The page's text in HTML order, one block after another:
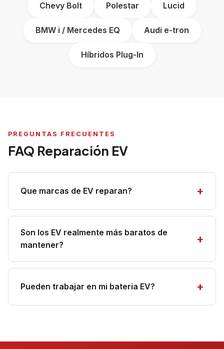
Chevy Bolt Polestar Lucid
BMW i / Mercedes EQ Audi e-tron
Híbridos Plug-In
PREGUNTAS FRECUENTES
FAQ Reparación EV
Que marcas de EV reparan?
Son los EV realmente más baratos de
mantener?
Pueden trabajar en mi bateria EV?